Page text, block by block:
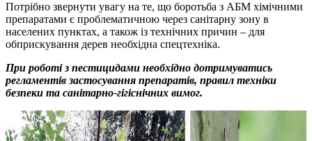
Потрібно звернути увагу на те, що боротьба з АБМ хімічними
препаратами є проблематичною через санітарну зону в
населених пунктах, а також із технічних причин – для
обприскування дерев необхідна спецтехніка.
При роботі з пестицидами необхідно дотримуватись
регламентів застосування препаратів, правил техніки
безпеки та санітарно-гігіснічних вимог.